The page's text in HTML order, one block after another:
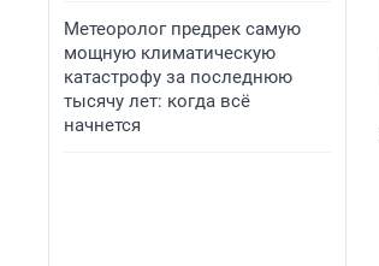
Метеоролог предрек самую
мощную климатическую
катастрофу за последнюю
тысячу лет: когда всё
начнется